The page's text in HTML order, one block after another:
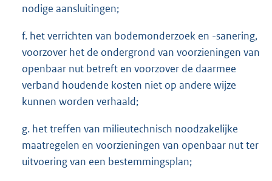
nodige aansluitingen;
f. het verrichten van bodemonderzoek en -sanering,
voorzover het de ondergrond van voorzieningen van
openbaar nut betreft en voorzover de daarmee
verband houdende kosten niet op andere wijze
kunnen worden verhaald;
g. het treffen van milieutechnisch noodzakelijke
maatregelen en voorzieningen van openbaar nut ter
uitvoering van een bestemmingsplan;